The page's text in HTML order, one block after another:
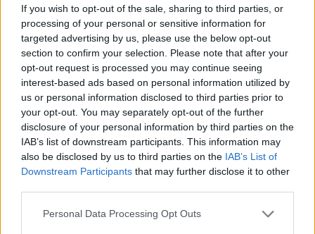
If you wish to opt-out of the sale, sharing to third parties, or
processing of your personal or sensitive information for
targeted advertising by us, please use the below opt-out
section to confirm your selection. Please note that after your
opt-out request is processed you may continue seeing
interest-based ads based on personal information utilized by
us or personal information disclosed to third parties prior to
your opt-out. You may separately opt-out of the further
disclosure of your personal information by third parties on the
IAB’s list of downstream participants. This information may
also be disclosed by us to third parties on the IAB’s List of
Downstream Participants that may further disclose it to other
Personal Data Processing Opt Outs
Corbu bombagólja döntött, előnyből várja a
visszavágót a Ferencváros
21:08
Drámai meccsen, a hosszabbításban búcsúzott a
kupától a Kézdivásárhelyi SE
20:34
Könnyed győzelemmel jutott tovább a Gyergyói VSK
a Román Kupában
19:55
Minden csapat visszaíratkozott, alig változik az
Udvarhely körzeti focibajnokság összetétele